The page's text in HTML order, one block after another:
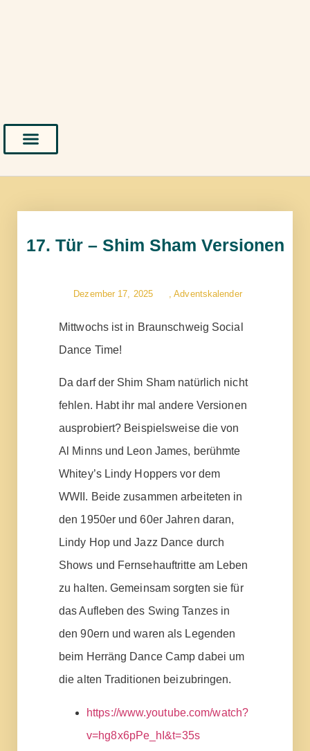
17. Tür – Shim Sham Versionen
Dezember 17, 2025 , Adventskalender
Mittwochs ist in Braunschweig Social
Dance Time!
Da darf der Shim Sham natürlich nicht
fehlen. Habt ihr mal andere Versionen
ausprobiert? Beispielsweise die von
Al Minns und Leon James, berühmte
Whitey’s Lindy Hoppers vor dem
WWII. Beide zusammen arbeiteten in
den 1950er und 60er Jahren daran,
Lindy Hop und Jazz Dance durch
Shows und Fernsehauftritte am Leben
zu halten. Gemeinsam sorgten sie für
das Aufleben des Swing Tanzes in
den 90ern und waren als Legenden
beim Herräng Dance Camp dabei um
die alten Traditionen beizubringen.
https://www.youtube.com/watch?
v=hg8x6pPe_hI&t=35s